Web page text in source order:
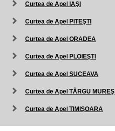
Curtea de Apel IAŞI
Curtea de Apel PITEŞTI
Curtea de Apel ORADEA
Curtea de Apel PLOIEŞTI
Curtea de Apel SUCEAVA
Curtea de Apel TÂRGU MUREŞ
Curtea de Apel TIMIŞOARA